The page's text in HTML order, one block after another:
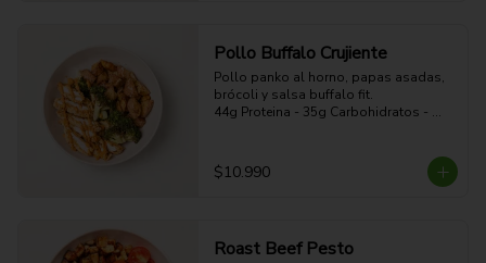
Pollo Buffalo Crujiente
Pollo panko al horno, papas asadas,
brócoli y salsa buffalo fit.
44g Proteina - 35g Carbohidratos -
$10.990
Roast Beef Pesto